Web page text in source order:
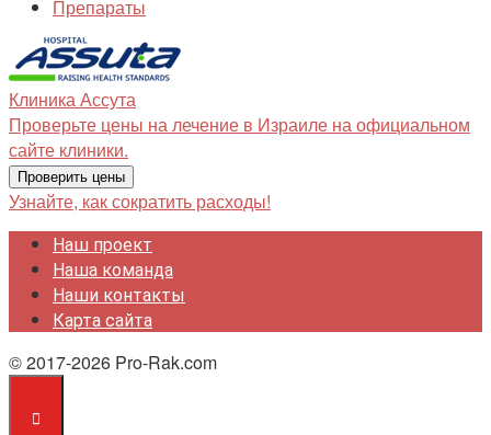
Препараты
КлиникаАссута
Проверьте цены на лечение в Израиле на официальном
сайте клиники.
Проверить цены
Узнайте, как сократить расходы!
Наш проект
Наша команда
Наши контакты
Карта сайта
© 2017-2026 Pro-Rak.com